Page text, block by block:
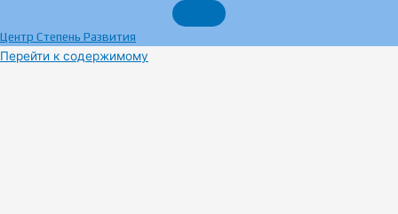
Центр Степень Развития
Перейти к содержимому